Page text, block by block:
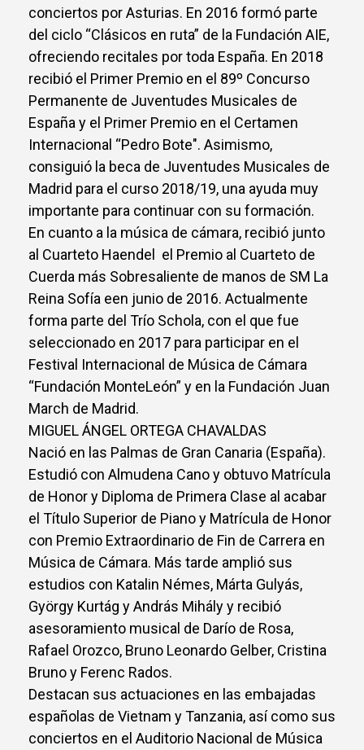
conciertos por Asturias. En 2016 formó parte
del ciclo “Clásicos en ruta” de la Fundación AIE,
ofreciendo recitales por toda España. En 2018
recibió el Primer Premio en el 89º Concurso
Permanente de Juventudes Musicales de
España y el Primer Premio en el Certamen
Internacional “Pedro Bote". Asimismo,
consiguió la beca de Juventudes Musicales de
Madrid para el curso 2018/19, una ayuda muy
importante para continuar con su formación.
En cuanto a la música de cámara, recibió junto
al Cuarteto Haendel el Premio al Cuarteto de
Cuerda más Sobresaliente de manos de SM La
Reina Sofía een junio de 2016. Actualmente
forma parte del Trío Schola, con el que fue
seleccionado en 2017 para participar en el
Festival Internacional de Música de Cámara
“Fundación MonteLeón” y en la Fundación Juan
March de Madrid.
MIGUEL ÁNGEL ORTEGA CHAVALDAS
Nació en las Palmas de Gran Canaria (España).
Estudió con Almudena Cano y obtuvo Matrícula
de Honor y Diploma de Primera Clase al acabar
el Título Superior de Piano y Matrícula de Honor
con Premio Extraordinario de Fin de Carrera en
Música de Cámara. Más tarde amplió sus
estudios con Katalin Némes, Márta Gulyás,
György Kurtág y András Mihály y recibió
asesoramiento musical de Darío de Rosa,
Rafael Orozco, Bruno Leonardo Gelber, Cristina
Bruno y Ferenc Rados.
Destacan sus actuaciones en las embajadas
españolas de Vietnam y Tanzania, así como sus
conciertos en el Auditorio Nacional de Música